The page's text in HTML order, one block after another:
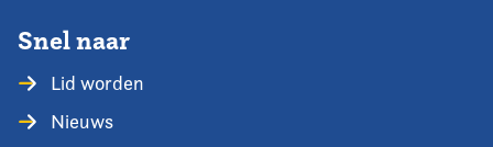
Snel naar
Lid worden
Nieuws